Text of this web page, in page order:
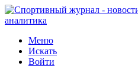
Меню
Искать
Войти